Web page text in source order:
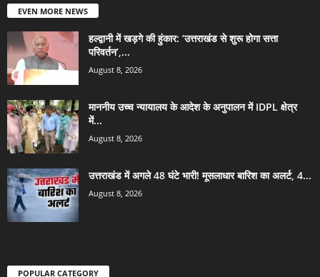
EVEN MORE NEWS
हल्द्वानी में खड़गे की हुंकार: ‘उत्तराखंड से शुरू होगा सत्ता
परिवर्तन’,...
August 8, 2026
माननीय उच्च न्यायालय के आदेश के अनुपालन में IDPL क्षेत्र
में...
August 8, 2026
उत्तराखंड में अगले 48 घंटे भारी! मूसलाधार बारिश का अलर्ट, 4...
August 8, 2026
POPULAR CATEGORY